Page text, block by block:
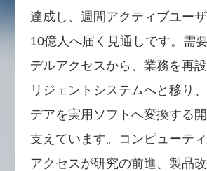
達成し、週間アクティブユー
10億人へ届く見通しです。需
デルアクセスから、業務を再
リジェントシステムへと移り
デアを実用ソフトへ変換する
支えています。コンピューテ
アクセスが研究の前進、製品